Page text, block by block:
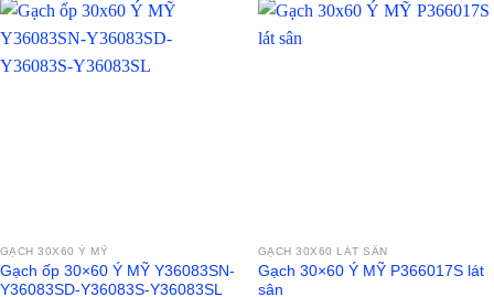
GẠCH 30X60 Ý MỸ
Gạch ốp 30×60 Ý MỸ Y36083SN-
Y36083SD-Y36083S-Y36083SL
GẠCH 30X60 LÁT SÂN
Gạch 30×60 Ý MỸ P366017S lát
sân